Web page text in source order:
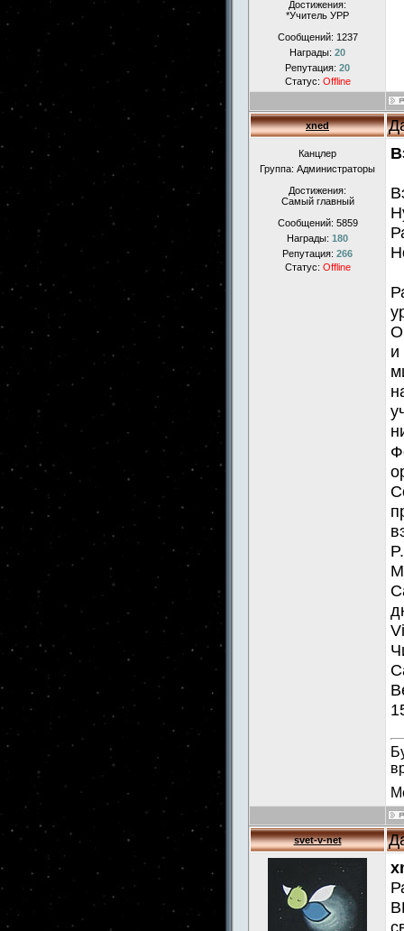
Достижения:
*Учитель УРР
Сообщений: 1237
Награды: 20
Репутация: 20
Статус: Offline
xned
Канцлер
Группа: Администраторы
Достижения:
Самый главный
Сообщений: 5859
Награды: 180
Репутация: 266
Статус: Offline
и
svet-v-net